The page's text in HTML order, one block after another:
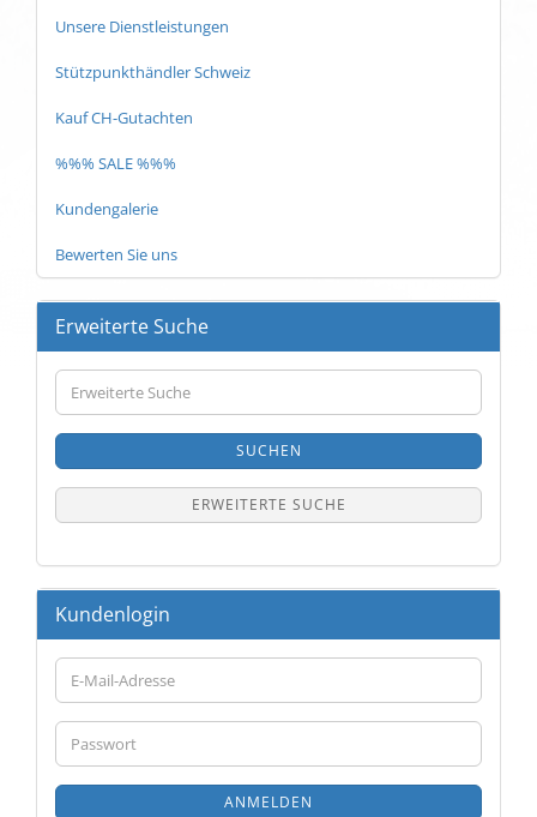
Unsere Dienstleistungen
Stützpunkthändler Schweiz
Kauf CH-Gutachten
%%% SALE %%%
Kundengalerie
Bewerten Sie uns
Erweiterte Suche
Erweiterte
Suche
SUCHEN
ERWEITERTE SUCHE
Kundenlogin
E-
Mail-
Adresse
Passwort
ANMELDEN